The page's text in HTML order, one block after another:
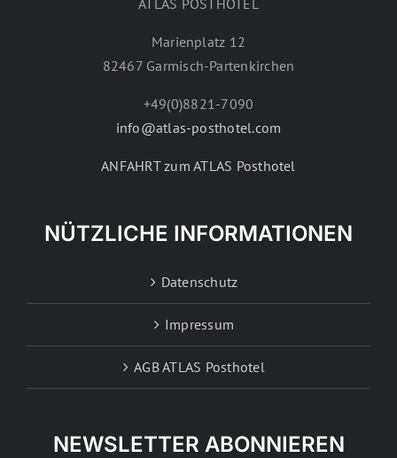
ATLAS POSTHOTEL
Marienplatz 12
82467 Garmisch-Partenkirchen
+49(0)8821-7090
info@atlas-posthotel.com
ANFAHRT zum ATLAS Posthotel
NÜTZLICHE INFORMATIONEN
Datenschutz
Impressum
AGB ATLAS Posthotel
NEWSLETTER ABONNIEREN